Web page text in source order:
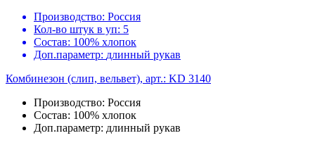
Производство: Россия
Кол-во штук в уп: 5
Состав: 100% хлопок
Доп.параметр: длинный рукав
Комбинезон (слип, вельвет), арт.: KD 3140
Производство: Россия
Состав: 100% хлопок
Доп.параметр: длинный рукав